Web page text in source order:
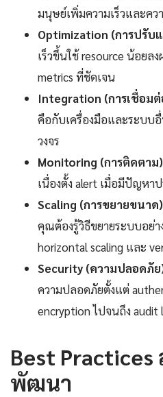
มนุษย์เพิ่มความเร็วและคว
Optimization (การปรับ
เร็วขึ้นใช้ resource น้อย
metrics ที่ชัดเจน
Integration (การเชื่อมต่
คือกับเครื่องมือและระบบ
วงจร
Monitoring (การติดตาม)
เนื่องตั้ง alert เมื่อมีปัญหา
Scaling (การขยายขนาด)
คุณต้องรู้วิธีขยายระบบอย่
horizontal scaling และ
Security (ความปลอดภัย
ความปลอดภัยตั้งแต่
encryption ไปจนถึง audit
Best Practices
พัฒนา